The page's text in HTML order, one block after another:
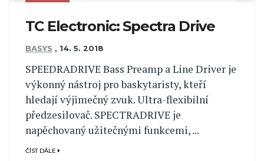
TC Electronic: Spectra Drive
BASYS , 14. 5. 2018
SPEEDRADRIVE Bass Preamp a Line Driver je
výkonný nástroj pro baskytaristy, kteří
hledají výjimečný zvuk. Ultra-flexibilní
předzesilovač. SPECTRADRIVE je
napěchovaný užitečnými funkcemi, ...
ČÍST DÁLE